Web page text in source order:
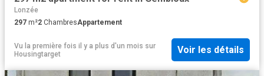
Lonzée
297 m²2 ChambresAppartement
Vu la première fois il y a plus d'un mois sur
Housingtarget
Voir les détails